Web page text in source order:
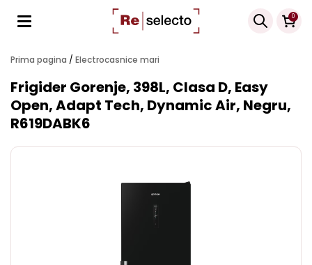
0
Products
search
Prima pagina / Electrocasnice mari
Frigider Gorenje, 398L, Clasa D, Easy
Open, Adapt Tech, Dynamic Air, Negru,
R619DABK6